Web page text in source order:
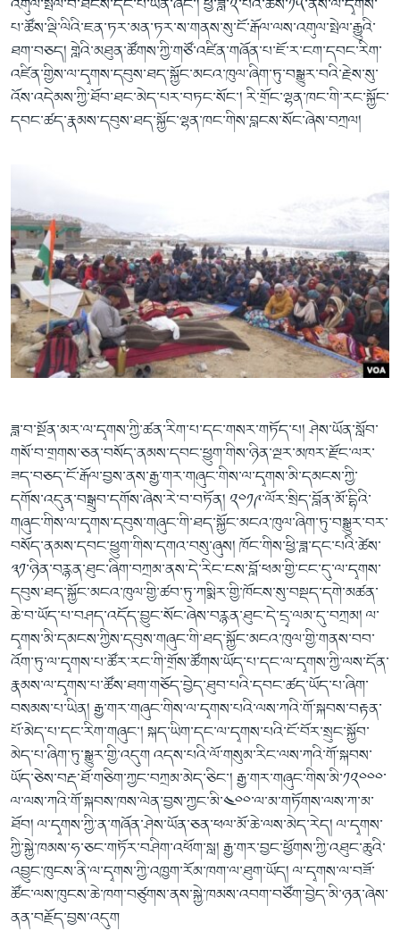
འགུལ་སྤེལ་བ་ཐེངས་དང་པོ་ཡིན་ཞིང་། ཕྱི་ཟླ་༢་པའི་ཚེས་༡༥་ནས་ལ་དྭགས་
པ་ཚོས་ལྡི་ལིའི་ཇན་ཏར་མན་ཏར་ས་གནས་སུ་ངོ་རྒོལ་ལས་འགུལ་སྤེལ་རྒྱུའི་
ཐག་བཅད། གླེའི་མཐུན་ཚོགས་ཀྱི་གཙོ་འཛིན་གཞོན་པ་ཇོ་ར་ངག་དབང་རིག་
འཛིན་གྱིས་ལ་དྭགས་དབུས་ཐད་སྐྱོང་མངའ་ཁུལ་ཞིག་ཏུ་བསྒྱུར་བའི་རྗེས་སུ་
འོས་འདེམས་ཀྱི་ཐོབ་ཐང་མེད་པར་བཏང་སོང་། རི་གྲོང་ལྷན་ཁང་གི་རང་སྐྱོང་
དབང་ཚད་རྣམས་དབུས་ཐད་སྐྱོང་ལྷན་ཁང་གིས་བླངས་སོང་ཞེས་བཀྲལ།
ཟླ་བ་སྔོན་མར་ལ་དྭགས་ཀྱི་ཚན་རིག་པ་དང་གསར་གཏོད་པ། ཤེས་ཡོན་སློབ་
གསོ་བ་གྲགས་ཅན་བསོད་ནམས་དབང་ཕྱུག་གིས་ཉིན་ལྔར་མཁར་རྫོང་ལར་
ཟད་བཅད་ངོ་རྒོལ་བྱས་ནས་རྒྱ་གར་གཞུང་གིས་ལ་དྭགས་མི་དམངས་ཀྱི་
དགོས་འདུན་བསྒྲུབ་དགོས་ཞེས་རེ་བ་བཏོན། ༢༠༡༩་ལོར་སྲིད་བློན་མོ་དྷིའི་
གཞུང་གིས་ལ་དྭགས་དབུས་གཞུང་གི་ཐད་སྐྱོང་མངའ་ཁུལ་ཞིག་ཏུ་བསྒྱུར་བར་
བསོད་ནམས་དབང་ཕྱུག་གིས་དགའ་བསུ་ཞུས། ཁོང་གིས་ཕྱི་ཟླ་དང་པའི་ཚེས་
༣༡་ཉིན་བརྙན་ཐུང་ཞིག་བཀྲམ་ནས་དེ་རིང་ངས་བློ་ཕམ་གྱི་ངང་དུ་ལ་དྭགས་
དབུས་ཐད་སྐྱོང་མངའ་ཁུལ་གྱི་ཚབ་ཏུ་ཀསྨིར་གྱི་ཁོངས་སུ་བསྡད་དགེ་མཚན་
ཆེ་བ་ཡོད་པ་བཤད་འདོད་བྱུང་སོང་ཞེས་བརྙན་ཐུང་དེ་དྲྭ་ལམ་དུ་བཀྲམ། ལ་
དྭགས་མི་དམངས་ཀྱིས་དབུས་གཞུང་གི་ཐད་སྐྱོང་མངའ་ཁུལ་གྱི་གནས་བབ་
འོག་ཏུ་ལ་དྭགས་པ་ཚོར་རང་གི་གྲོས་ཚོགས་ཡོད་པ་དང་ལ་དྭགས་ཀྱི་ལས་དོན་
རྣམས་ལ་དྭགས་པ་ཚོས་ཐག་གཅོད་བྱེད་ཐུབ་པའི་དབང་ཚད་ཡོད་པ་ཞིག་
བསམས་པ་ཡིན། རྒྱ་གར་གཞུང་གིས་ལ་དྭགས་པའི་ལས་ཀའི་གོ་སྐབས་བརྟན་
པོ་མེད་པ་དང་རིག་གཞུང་། སྐད་ཡིག་དང་ལ་དྭགས་པའི་ངོ་བོར་སྲུང་སྐྱོབ་
མེད་པ་ཞིག་ཏུ་སྒྱུར་གྱི་འདུག འདས་པའི་ལོ་གསུམ་རིང་ལས་ཀའི་གོ་སྐབས་
ཡོད་ཅེས་བརྡ་ཐོ་གཅིག་ཀྱང་བཀྲམ་མེད་ཅིང་། རྒྱ་གར་གཞུང་གིས་མི་༡༢༠༠༠་
ལ་ལས་ཀའི་གོ་སྐབས་ཁས་ལེན་བྱས་ཀྱང་མི་༤༠༠་ལ་མ་གཏོགས་ལས་ཀ་མ་
ཐོབ། ལ་དྭགས་ཀྱི་ན་གཞོན་ཤེས་ཡོན་ཅན་ཕལ་མོ་ཆེ་ལས་མེད་རེད། ལ་དྭགས་
ཀྱི་སྐྱེ་ཁམས་ཧ་ཅང་གཏོར་བཤིག་འཕོག་སླ། རྒྱ་གར་བྱང་ཕྱོགས་ཀྱི་འཐུང་ཆུའི་
འབྱུང་ཁུངས་ནི་ལ་དྭགས་ཀྱི་འཁྱག་རོམ་ཁག་ལ་ཐུག་ཡོད། ལ་དྭགས་ལ་བཟོ་
ཚོང་ལས་ཁུངས་ཆེ་ཁག་བཙུགས་ནས་སྐྱེ་ཁམས་འབག་བཙོག་བྱེད་མི་ཉན་ཞེས་
ནན་བརྗོད་བྱས་འདུག